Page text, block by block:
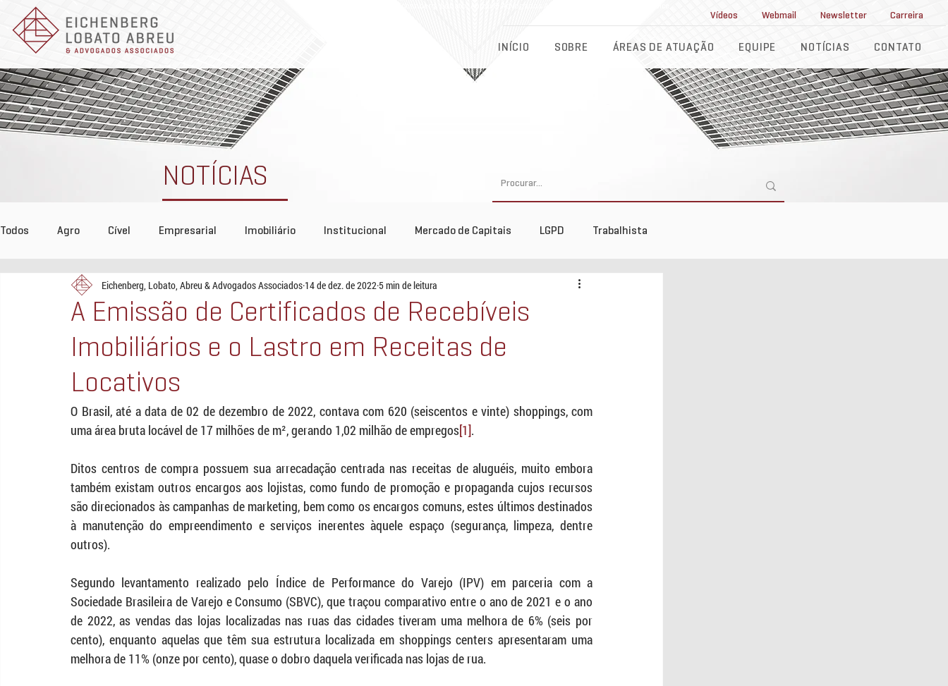
Vídeos Webmail Newsletter Carreira
INÍCIO SOBRE ÁREAS DE ATUAÇÃO EQUIPE NOTÍCIAS CONTATO
NOTÍCIAS
Todos Agro Cível Empresarial Imobiliário Institucional Mercado de Capitais LGPD Trabalhista
Tributário COVID-19 Reconhecimento Eventos
A Emissão de Certificados de Recebíveis
Imobiliários e o Lastro em Receitas de
Locativos
Eichenberg, Lobato, Abreu & Advogados Associados 14 de dez. de 2022 5 min de leitura
O Brasil, até a data de 02 de dezembro de 2022, contava com 620 (seiscentos e vinte) shoppings, com
uma área bruta locável de 17 milhões de m², gerando 1,02 milhão de empregos[1].
Ditos centros de compra possuem sua arrecadação centrada nas receitas de aluguéis, muito embora
também existam outros encargos aos lojistas, como fundo de promoção e propaganda cujos recursos
são direcionados às campanhas de marketing, bem como os encargos comuns, estes últimos destinados
à manutenção do empreendimento e serviços inerentes àquele espaço (segurança, limpeza, dentre
outros).
Segundo levantamento realizado pelo Índice de Performance do Varejo (IPV) em parceria com a
Sociedade Brasileira de Varejo e Consumo (SBVC), que traçou comparativo entre o ano de 2021 e o ano
de 2022, as vendas das lojas localizadas nas ruas das cidades tiveram uma melhora de 6% (seis por
cento), enquanto aquelas que têm sua estrutura localizada em shoppings centers apresentaram uma
melhora de 11% (onze por cento), quase o dobro daquela verificada nas lojas de rua.